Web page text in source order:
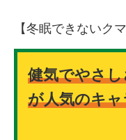
【冬眠できないク
健気でやさ
が人気のキ